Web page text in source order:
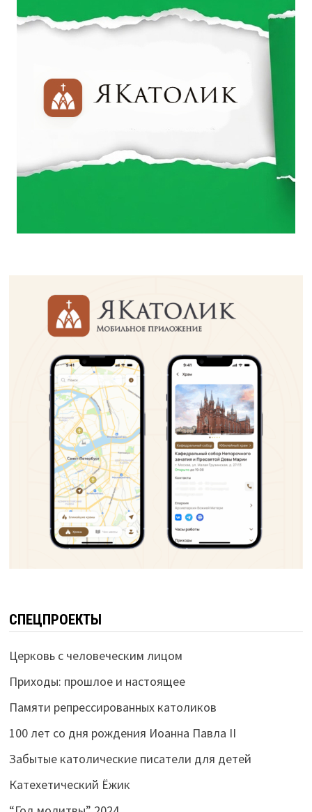
СПЕЦПРОЕКТЫ
Церковь с человеческим лицом
Приходы: прошлое и настоящее
Памяти репрессированных католиков
100 лет со дня рождения Иоанна Павла II
Забытые католические писатели для детей
Катехетический Ёжик